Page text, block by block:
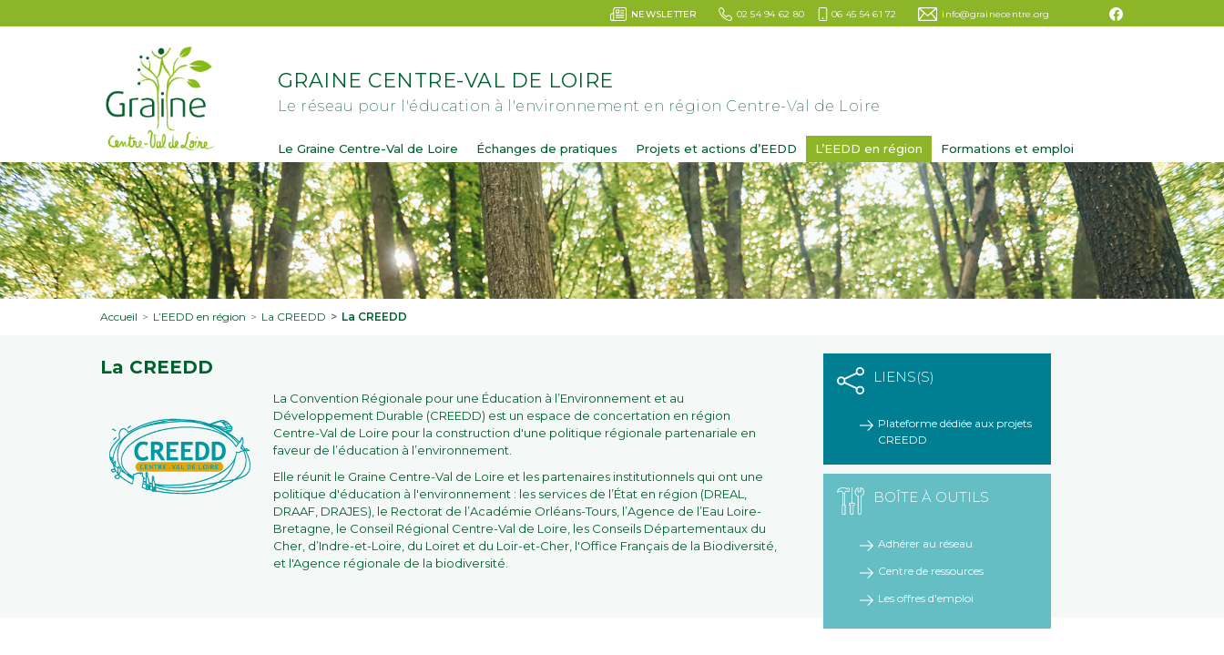
NEWSLETTER 02 54 94 62 80 06 45 54 61 72 info@grainecentre.org
GRAINE CENTRE-VAL DE LOIRE
Le réseau pour l'éducation à l'environnement en région Centre-Val de Loire
Le Graine Centre-Val de Loire Échanges de pratiques Projets et actions d’EEDD L’EEDD en région Formations et emploi
Accueil L’EEDD en région La CREEDD La CREEDD
La CREEDD
La Convention Régionale pour une Éducation à l’Environnement et au
Développement Durable (CREEDD) est un espace de concertation en région
Centre-Val de Loire pour la construction d'une politique régionale partenariale en
faveur de l’éducation à l’environnement.
Elle réunit le Graine Centre-Val de Loire et les partenaires institutionnels qui ont une
politique d'éducation à l'environnement : les services de l’État en région (DREAL,
DRAAF, DRAJES), le Rectorat de l’Académie Orléans-Tours, l’Agence de l’Eau Loire-
Bretagne, le Conseil Régional Centre-Val de Loire, les Conseils Départementaux du
Cher, d’Indre-et-Loire, du Loiret et du Loir-et-Cher, l'Office Français de la Biodiversité,
et l'Agence régionale de la biodiversité.
LIENS(S)
Plateforme dédiée aux projets
CREEDD
BOÎTE À OUTILS
Adhérer au réseau
Centre de ressources
Les offres d'emploi